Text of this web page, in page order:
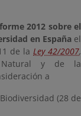
2012 sobre el
en Españael
de la Ley 42/2007,
Natural y de la
a
(28 de